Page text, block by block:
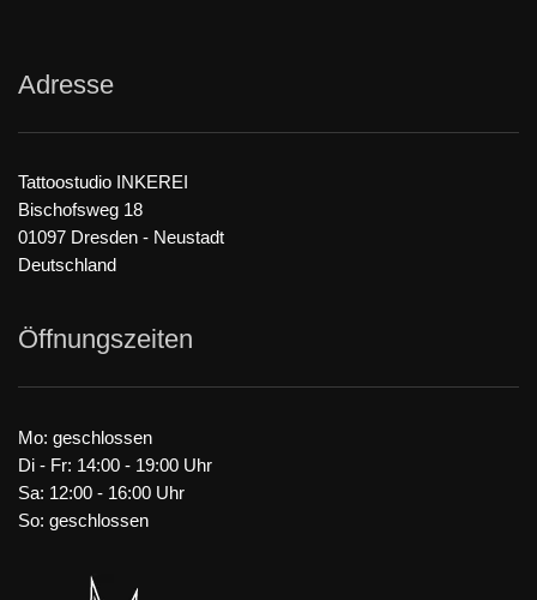
Adresse
Tattoostudio INKEREI
Bischofsweg 18
01097 Dresden - Neustadt
Deutschland
Öffnungszeiten
Mo: geschlossen
Di - Fr: 14:00 - 19:00 Uhr
Sa: 12:00 - 16:00 Uhr
So: geschlossen